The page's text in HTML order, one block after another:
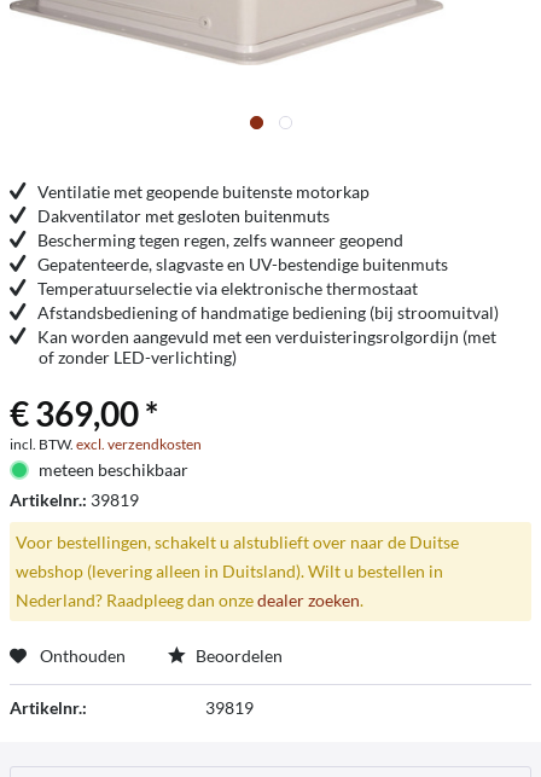
Ventilatie met geopende buitenste motorkap
Dakventilator met gesloten buitenmuts
Bescherming tegen regen, zelfs wanneer geopend
Gepatenteerde, slagvaste en UV-bestendige buitenmuts
Temperatuurselectie via elektronische thermostaat
Afstandsbediening of handmatige bediening (bij stroomuitval)
Kan worden aangevuld met een verduisteringsrolgordijn (met
of zonder LED-verlichting)
€ 369,00 *
incl. BTW. excl. verzendkosten
meteen beschikbaar
Artikelnr.: 39819
Voor bestellingen, schakelt u alstublieft over naar de Duitse
webshop (levering alleen in Duitsland). Wilt u bestellen in
Nederland? Raadpleeg dan onzedealer zoeken.
Onthouden Beoordelen
Artikelnr.: 39819